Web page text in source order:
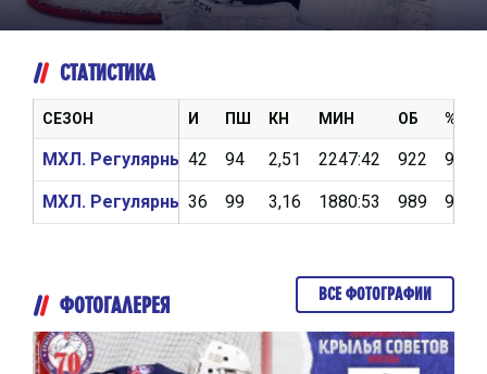
СТАТИСТИКА
И ПШ КН МИН ОБ %ОБ
42 94 2,51 2247:42 922
36 99 3,16 1880:53 989
СЕЗОН
МХЛ. Регулярный чемпионат 2017/2018
МХЛ. Регулярный чемпионат 2016/2017
ФОТОГАЛЕРЕЯ ВСЕ ФОТОГРАФИИ